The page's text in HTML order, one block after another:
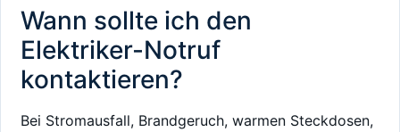
Wann sollte ich den
Elektriker-Notruf
kontaktieren?
Bei Stromausfall, Brandgeruch, warmen Steckdosen,